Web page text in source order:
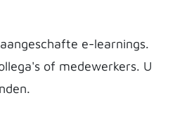
e-learnings.
of medewerkers. U